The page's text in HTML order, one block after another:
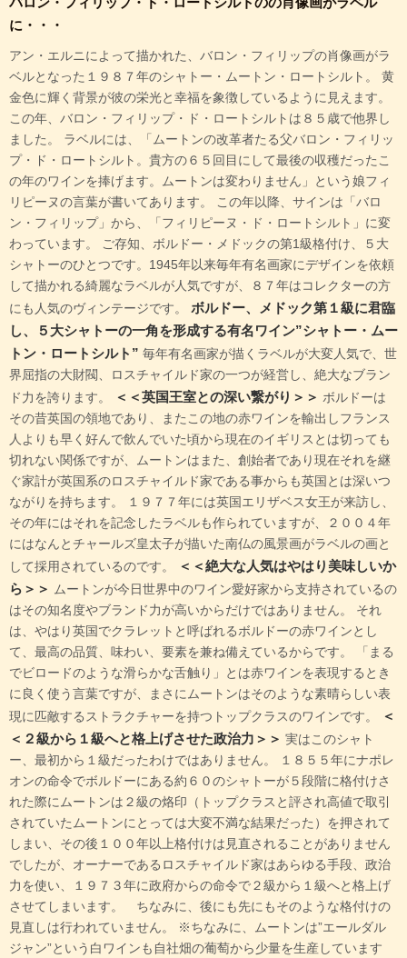
に・・・
アン・エルニによって描かれた、バロン・フィリップの肖像画がラ
ベルとなった１９８７年のシャトー・ムートン・ロートシルト。 黄
金色に輝く背景が彼の栄光と幸福を象徴しているように見えます。
この年、バロン・フィリップ・ド・ロートシルトは８５歳で他界し
ました。 ラベルには、「ムートンの改革者たる父バロン・フィリッ
プ・ド・ロートシルト。貴方の６５回目にして最後の収穫だったこ
の年のワインを捧げます。ムートンは変わりません」という娘フィ
リピーヌの言葉が書いてあります。 この年以降、サインは「バロ
ン・フィリップ」から、「フィリピーヌ・ド・ロートシルト」に変
わっています。 ご存知、ボルドー・メドックの第1級格付け、５大
シャトーのひとつです。1945年以来毎年有名画家にデザインを依頼
して描かれる綺麗なラベルが人気ですが、８７年はコレクターの方
にも人気のヴィンテージです。 ボルドー、メドック第１級に君臨
し、５大シャトーの一角を形成する有名ワイン”シャトー・ムー
トン・ロートシルト” 毎年有名画家が描くラベルが大変人気で、世
界屈指の大財閥、ロスチャイルド家の一つが経営し、絶大なブラン
ド力を誇ります。
＜＜英国王室との深い繋がり＞＞ ボルドーは
その昔英国の領地であり、またこの地の赤ワインを輸出しフランス
人よりも早く好んで飲んでいた頃から現在のイギリスとは切っても
切れない関係ですが、ムートンはまた、創始者であり現在それを継
ぐ家計が英国系のロスチャイルド家である事からも英国とは深いつ
ながりを持ちます。 １９７７年には英国エリザベス女王が来訪し、
その年にはそれを記念したラベルも作られていますが、２００４年
にはなんとチャールズ皇太子が描いた南仏の風景画がラベルの画と
して採用されているのです。
＜＜絶大な人気はやはり美味しいか
ら＞＞
ムートンが今日世界中のワイン愛好家から支持されているの
はその知名度やブランド力が高いからだけではありません。 それ
は、やはり英国でクラレットと呼ばれるボルドーの赤ワインとし
て、最高の品質、味わい、要素を兼ね備えているからです。 「まる
でビロードのような滑らかな舌触り」とは赤ワインを表現するとき
に良く使う言葉ですが、まさにムートンはそのような素晴らしい表
現に匹敵するストラクチャーを持つトップクラスのワインです。
＜
＜２級から１級へと格上げさせた政治力＞＞ 実はこのシャト
ー、最初から１級だったわけではありません。 １８５５年にナポレ
オンの命令でボルドーにある約６０のシャトーが５段階に格付けさ
れた際にムートンは２級の烙印（トップクラスと評され高値で取引
されていたムートンにとっては大変不満な結果だった）を押されて
しまい、その後１００年以上格付けは見直されることがありません
でしたが、オーナーであるロスチャイルド家はあらゆる手段、政治
力を使い、１９７３年に政府からの命令で２級から１級へと格上げ
させてしまいます。 ちなみに、後にも先にもそのような格付けの
見直しは行われていません。 ※ちなみに、ムートンは”エールダル
ジャン”という白ワインも自社畑の葡萄から少量を生産しています